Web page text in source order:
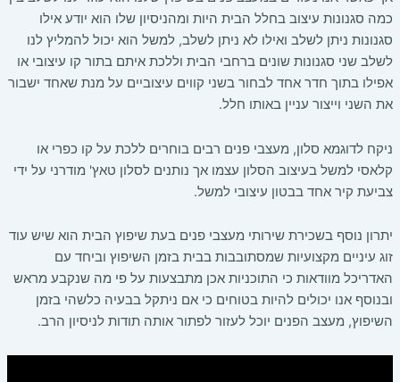
כמה סגנונות עיצוב בחלל הבית היות ומהניסיון שלו הוא יודע אילו
סגנונות ניתן לשלב ואילו לא ניתן לשלב, למשל הוא יכול להמליץ לנו
לשלב שני סגנונות שונים ברחבי הבית וללכת איתם בתור קו עיצובי או
אפילו בתוך חדר אחד לבחור בשני קווים עיצוביים על מנת שאחד ישבור
את השני וייצור עניין באותו חלל.
ניקח לדוגמא סלון, מעצבי פנים רבים בוחרים ללכת על קו כפרי או
קלאסי למשל בעיצוב הסלון עצמו אך נותנים לסלון טאץ' מודרני על ידי
צביעת קיר אחד בבטון עיצובי למשל.
יתרון נוסף בשכירת שירותי מעצבי פנים בעת שיפוץ הבית הוא שיש עוד
זוג עיניים מקצועיות שמסתובבות בבית בזמן השיפוץ וביחד עם
האדריכל מוודאות כי התוכניות אכן מתבצעות על פי מה שנקבע מראש
ובנוסף אנו יכולים להיות בטוחים כי אם ניתקל בבעיה כלשהי בזמן
השיפוץ, מעצב הפנים יוכל לעזור לפתור אותה תודות לניסיון הרב.